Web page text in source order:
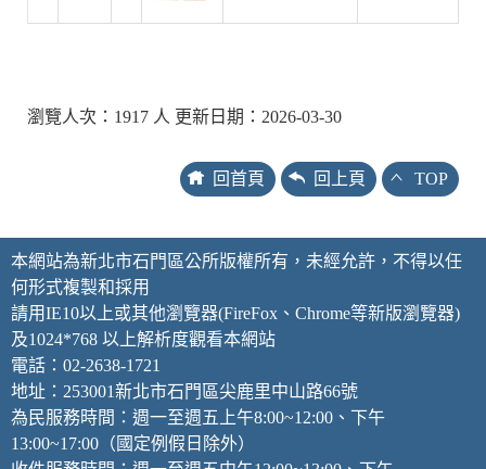
瀏覽人次：1917 人 更新日期：2026-03-30
回首頁 回上頁 TOP
本網站為新北市石門區公所版權所有，未經允許，不得以任
何形式複製和採用
請用IE10以上或其他瀏覽器(FireFox、Chrome等新版瀏覽器)
及1024*768 以上解析度觀看本網站
電話：02-2638-1721
地址：253001新北市石門區尖鹿里中山路66號
為民服務時間：週一至週五上午8:00~12:00、下午
13:00~17:00（國定例假日除外）